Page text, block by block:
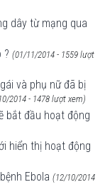
dây từ mạng qua
? (01/11/2014 - 1559 lượt
và phụ nữ đã bị
2014 - 1478 lượt xem)
bắt đầu hoạt động
hiển thị hoạt động
Ebola (12/10/2014